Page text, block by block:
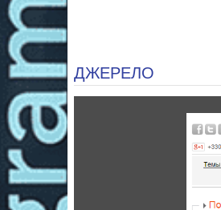
ДЖЕРЕЛО